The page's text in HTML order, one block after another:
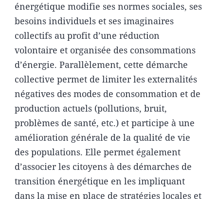
énergétique modifie ses normes sociales, ses
besoins individuels et ses imaginaires
collectifs au profit d’une réduction
volontaire et organisée des consommations
d’énergie. Parallèlement, cette démarche
collective permet de limiter les externalités
négatives des modes de consommation et de
production actuels (pollutions, bruit,
problèmes de santé, etc.) et participe à une
amélioration générale de la qualité de vie
des populations. Elle permet également
d’associer les citoyens à des démarches de
transition énergétique en les impliquant
dans la mise en place de stratégies locales et